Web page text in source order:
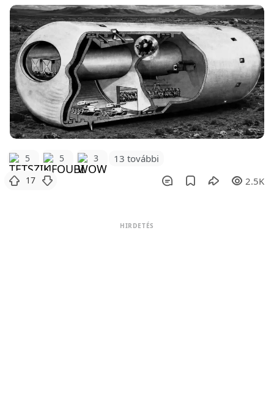
5 5 3 13 további
17 2.5K
HIRDETÉS